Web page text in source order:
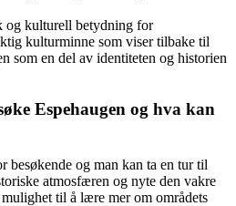
og kulturell betydning for
kulturminne som viser tilbake til
som en del av identiteten og historien
Espehaugen og hva kan
besøkende og man kan ta en tur til
atmosfæren og nyte den vakre
til å lære mer om områdets